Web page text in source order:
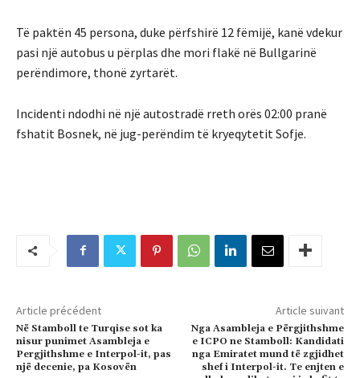
Të paktën 45 persona, duke përfshirë 12 fëmijë, kanë vdekur
pasi një autobus u përplas dhe mori flakë në Bullgarinë
perëndimore, thonë zyrtarët.
Incidenti ndodhi në një autostradë rreth orës 02:00 pranë
fshatit Bosnek, në jug-perëndim të kryeqytetit Sofje.
Article précédent
Në Stamboll te Turqise sot ka
nisur punimet Asambleja e
Pergjithshme e Interpol-it, pas
një decenie, pa Kosovën
Article suivant
Nga Asambleja e Përgjithshme
e ICPO ne Stamboll: Kandidati
nga Emiratet mund të zgjidhet
shef i Interpol-it. Te enjten e